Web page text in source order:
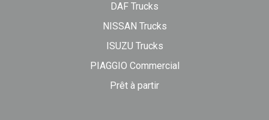
DAF Trucks
NISSAN Trucks
ISUZU Trucks
PIAGGIO Commercial
Prêt à partir